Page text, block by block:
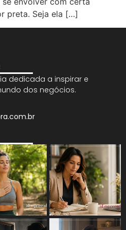
preta. Seja ela […]
dedicada a inspirar e
dos negócios.